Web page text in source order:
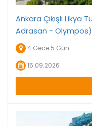
Ankara Çıkışlı
Adrasan - Olympos)
4 Gece 5 Gün
15.09.2026